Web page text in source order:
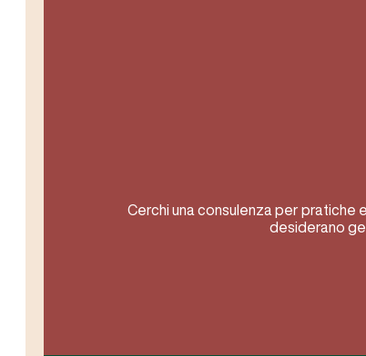
Cerchi una consulenza per pratiche
desiderano